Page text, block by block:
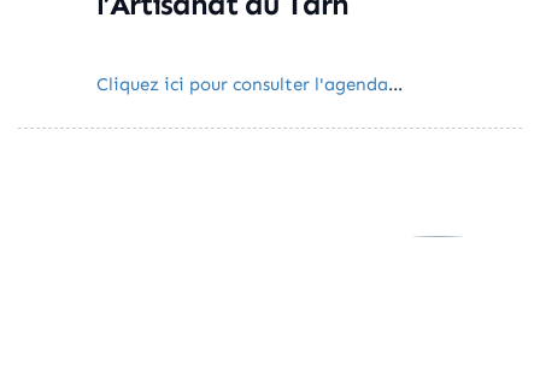
Cliquez ici pour consulter l'agenda...